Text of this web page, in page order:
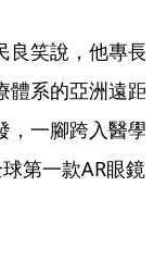
良笑說，他專長
體系的亞洲遠距
，一腳跨入醫學
第一款AR眼鏡